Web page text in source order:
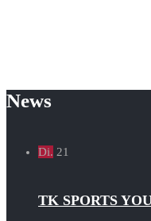
News
Di. 21
TK SPORTS